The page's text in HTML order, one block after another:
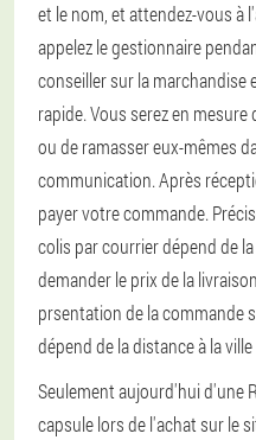
et le nom, et attendez-vous à
appelez le gestionnaire
conseiller sur la marchandise
rapide. Vous serez en
ou de ramasser eux-mêmes
communication. Après
payer votre commande.
colis par courrier dépend de
demander le prix de la
prsentation de la commande
dépend de la distance à la ville
Seulement aujourd'hui d'une
capsule lors de l'achat sur le